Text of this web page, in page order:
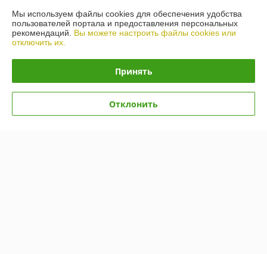
Доставка и оплата
Полная версия сайта
Мы используем файлы cookies для обеспечения удобства
пользователей портала и предоставления персональных
рекомендаций. Вы можете настроить файлы cookies или
отключить их.
Принять
Отклонить